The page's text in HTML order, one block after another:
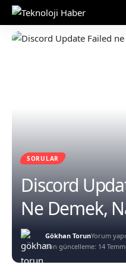
SORULAR
Discord
Ne Demek,
Son güncelleme: 14
Gökhan TorunYorum